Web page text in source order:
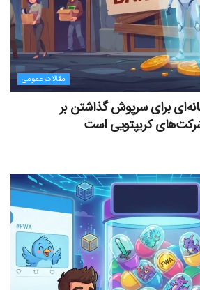
مقالات عمومی
برای سرپوش گذاشتن بر
کریپتویی است